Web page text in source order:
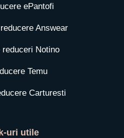
ePantofi
Answear
reduceri Notino
Temu
Carturesti
uri utile